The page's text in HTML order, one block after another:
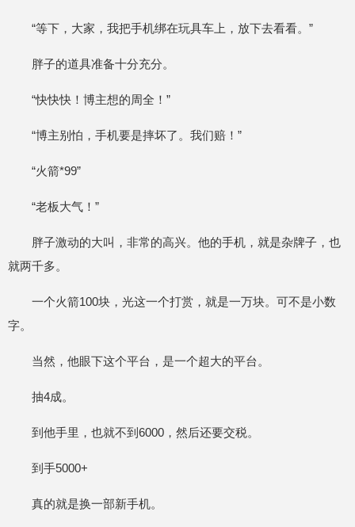
“等下，大家，我把手机绑在玩具车上，放下去看看。”
胖子的道具准备十分充分。
“快快快！博主想的周全！”
“博主别怕，手机要是摔坏了。我们赔！”
“火箭*99”
“老板大气！”
胖子激动的大叫，非常的高兴。他的手机，就是杂牌子，也
就两千多。
一个火箭100块，光这一个打赏，就是一万块。可不是小数
字。
当然，他眼下这个平台，是一个超大的平台。
抽4成。
到他手里，也就不到6000，然后还要交税。
到手5000+
真的就是换一部新手机。